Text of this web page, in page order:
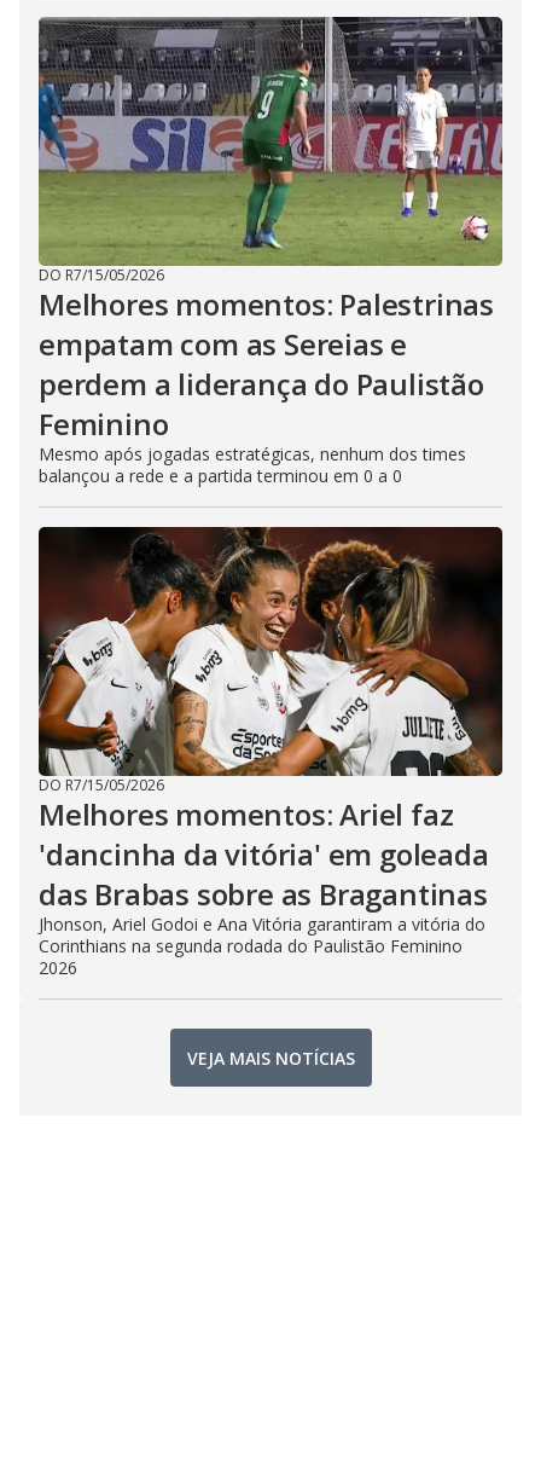
DO R7/15/05/2026
Melhores momentos: Palestrinas
empatam com as Sereias e
perdem a liderança do Paulistão
Feminino
Mesmo após jogadas estratégicas, nenhum dos times
balançou a rede e a partida terminou em 0 a 0
DO R7/15/05/2026
Melhores momentos: Ariel faz
'dancinha da vitória' em goleada
das Brabas sobre as Bragantinas
Jhonson, Ariel Godoi e Ana Vitória garantiram a vitória do
Corinthians na segunda rodada do Paulistão Feminino
2026
VEJA MAIS NOTÍCIAS